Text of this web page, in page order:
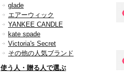
glade
エアーウィック
YANKEE CANDLE
kate spade
Victoria's Secret
その他の人気ブランド
使う人・贈る人で選ぶ